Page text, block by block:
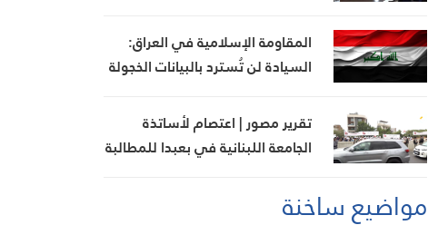
المقاومة الإسلامية في العراق:
السيادة لن تُسترد بالبيانات الخجولة
تقرير مصور | اعتصام لأساتذة
الجامعة اللبنانية في بعبدا للمطالبة
مواضيع ساخنة